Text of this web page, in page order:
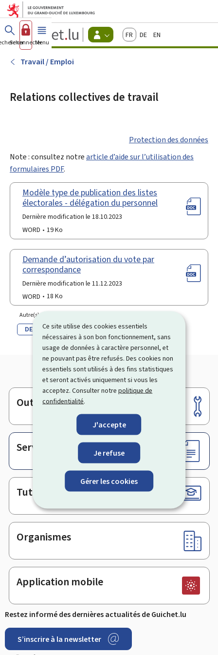
Ce site utilise des cookies essentiels
nécessaires à son bon fonctionnement, sans
usage de données à caractère personnel, et
ne pouvant pas être refusés. Des cookies non
essentiels sont utilisés à des fins statistiques
et seront activés uniquement si vous les
acceptez. Consulter notrepolitique de
confidentialité.
J'accepte
Je refuse
Gérer les cookies
Aller au menu principal
Aller au contenu
Guichet.lu
Changer
d'espace
FrançaisDeutschEnglish
Se connecterMenu principal
Travail / Emploi
Relations collectives de travail
Protection des données
Note : consultez notrearticle d’aide sur l’utilisation des
formulaires PDF.
Modèle type de publication des listes
électorales - délégation du personnel
Dernière modification le 18.10.2023
WORD
19 Ko
Demande d’autorisation du vote par
correspondance
Dernière modification le 11.12.2023
WORD
18 Ko
Autre(s) langue(s)
DE EN
Pied
de
page
Outils
Services en ligne & Formulaires
Tutoriels
Organismes
Application mobile
Restez informé des dernières actualités de Guichet.lu
S’inscrire à la newsletter